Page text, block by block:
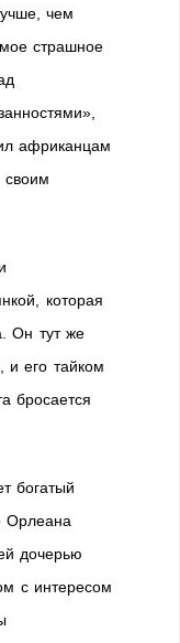
чем
страшное
африканцам
своим
которая
Он тут же
и его тайком
бросается
богатый
Орлеана
дочерью
с интересом